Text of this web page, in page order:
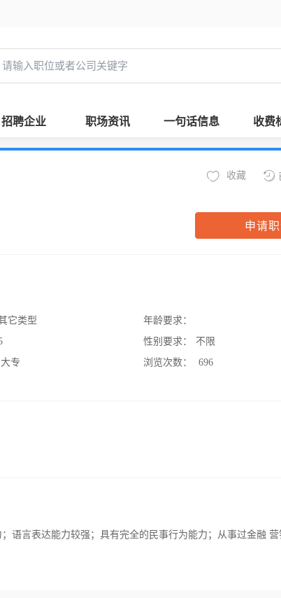
招聘企业 职场资讯 一句话信息 收费
收藏
申请
它类型
大专
年龄要求：
性别要求：
不限
浏览次数：
696
语言表达能力较强；具有完全的民事行为能力；从事过金融